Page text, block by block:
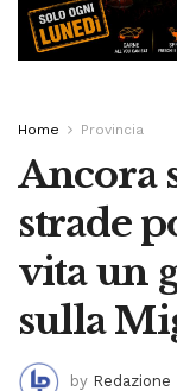
Home Provincia
Ancora
strade
vita un
sulla
by Redazione